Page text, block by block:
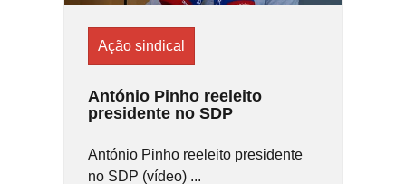
Ação sindical
António Pinho reeleito
presidente no SDP
António Pinho reeleito presidente
no SDP (vídeo) ...